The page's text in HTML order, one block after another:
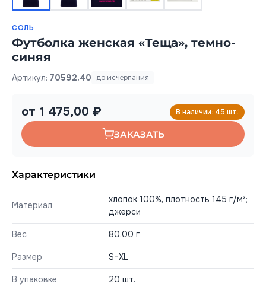
СОЛЬ
Футболка женская «Теща», темно-
синяя
Артикул: 70592.40 до исчерпания
от 1 475,00 ₽ В наличии: 45 шт.
ЗАКАЗАТЬ
Характеристики
Материал
хлопок 100%, плотность 145 г/м²;
джерси
Вес 80.00 г
Размер S–XL
В упаковке 20 шт.